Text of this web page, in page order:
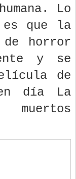
Lo
es que la
horror
y se
de
día La